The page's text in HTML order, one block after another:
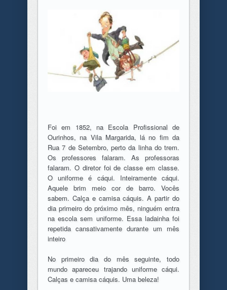
Foi em 1852, na Escola Profissional de
Ourinhos, na Vila Margarida, lá no fim da
Rua 7 de Setembro, perto da linha do trem.
Os professores falaram. As professoras
falaram. O diretor foi de classe em classe.
O uniforme é cáqui. Inteiramente cáqui.
Aquele brim meio cor de barro. Vocês
sabem. Calça e camisa cáquis. A partir do
dia primeiro do próximo mês, ninguém entra
na escola sem uniforme. Essa ladainha foi
repetida cansativamente durante um mês
inteiro
No primeiro dia do mês seguinte, todo
mundo apareceu trajando uniforme cáqui.
Calças e camisa cáquis. Uma beleza!